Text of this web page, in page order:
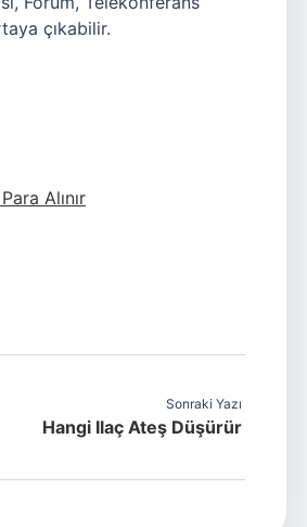
çıkabilir.
Alınır
Sonraki Yazı
Hangi Ilaç Ateş Düşürür